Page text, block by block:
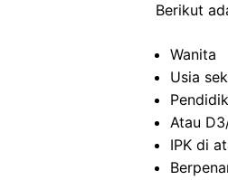
Berikut
Wanita
Usia
Atau
IPK di